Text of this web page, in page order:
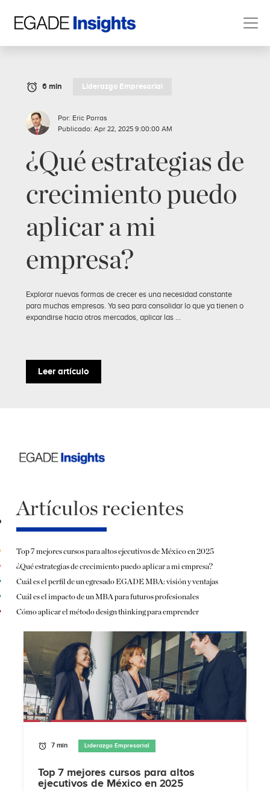
6 min Liderazgo Empresarial
Por: Eric Porras
Publicado: Apr 22, 2025 9:00:00 AM
¿Qué estrategias de
crecimiento puedo
aplicar a mi
empresa?
Explorar nuevas formas de crecer es una necesidad constante
para muchas empresas. Ya sea para consolidar lo que ya tienen o
expandirse hacia otros mercados, aplicar las ...
Leer artículo
Artículos recientes
Top 7 mejores cursos para altos ejecutivos de México en 2025
¿Qué estrategias de crecimiento puedo aplicar a mi empresa?
Cuál es el perfil de un egresado EGADE MBA: visión y ventajas
Cuál es el impacto de un MBA para futuros profesionales
Cómo aplicar el método design thinking para emprender
7 min Liderazgo Empresarial
Top 7 mejores cursos para altos
ejecutivos de México en 2025